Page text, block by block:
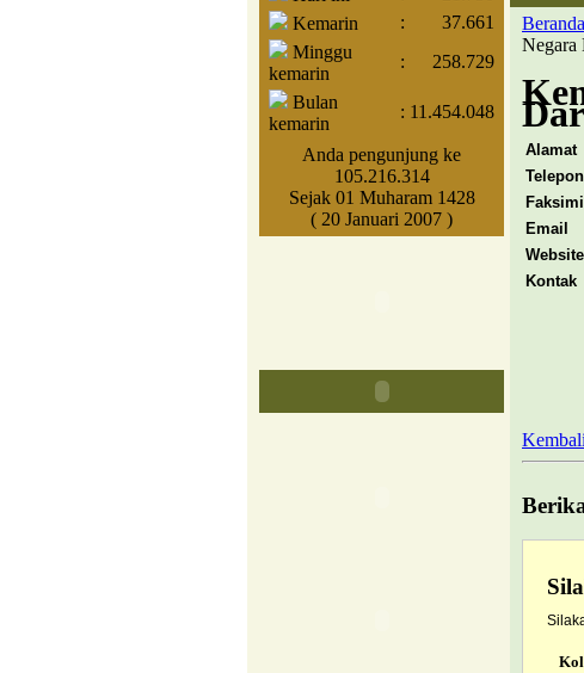
Kemarin
:
37.661
Minggu
kemarin
:
258.729
Bulan
kemarin
: 11.454.048
Anda pengunjung ke
105.216.314
Sejak 01 Muharam 1428
( 20 Januari 2007 )
Beranda
Negara
Alamat
Telepon
Faksimil
Email
Website
Kontak